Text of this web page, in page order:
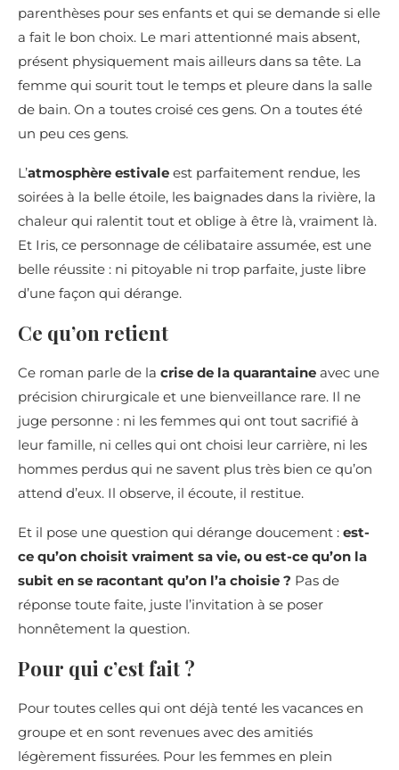
parenthèses pour ses enfants et qui se demande si elle
a fait le bon choix. Le mari attentionné mais absent,
présent physiquement mais ailleurs dans sa tête. La
femme qui sourit tout le temps et pleure dans la salle
de bain. On a toutes croisé ces gens. On a toutes été
un peu ces gens.
L’atmosphère estivale est parfaitement rendue, les
soirées à la belle étoile, les baignades dans la rivière, la
chaleur qui ralentit tout et oblige à être là, vraiment là.
Et Iris, ce personnage de célibataire assumée, est une
belle réussite : ni pitoyable ni trop parfaite, juste libre
d’une façon qui dérange.
Ce qu’on retient
Ce roman parle de la crise de la quarantaine avec une
précision chirurgicale et une bienveillance rare. Il ne
juge personne : ni les femmes qui ont tout sacrifié à
leur famille, ni celles qui ont choisi leur carrière, ni les
hommes perdus qui ne savent plus très bien ce qu’on
attend d’eux. Il observe, il écoute, il restitue.
Et il pose une question qui dérange doucement : est-
ce qu’on choisit vraiment sa vie, ou est-ce qu’on la
subit en se racontant qu’on l’a choisie ? Pas de
réponse toute faite, juste l’invitation à se poser
honnêtement la question.
Pour qui c’est fait ?
Pour toutes celles qui ont déjà tenté les vacances en
groupe et en sont revenues avec des amitiés
légèrement fissurées. Pour les femmes en plein